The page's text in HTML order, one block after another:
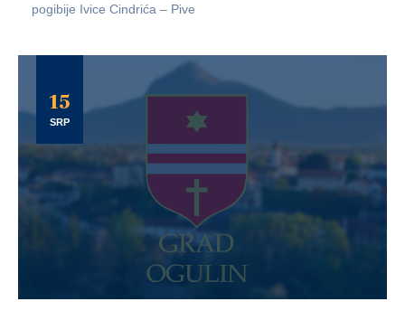
pogibije Ivice Cindrića – Pive
15
SRP